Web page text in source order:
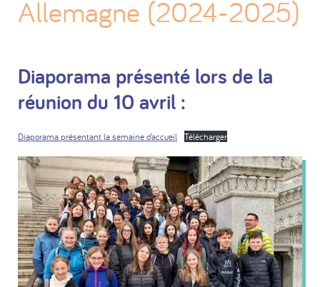
Allemagne (2024-2025)
Diaporama présenté lors de la
réunion du 10 avril :
Diaporama présentant la semaine d’accueil Télécharger